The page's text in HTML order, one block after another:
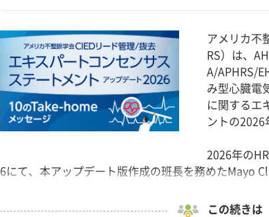
アメリカ不
RS）は、
A/APHRS/
み型心臓電
に関するエ
ントの2026
2026年の
6にて、本アップデート版作成の班長を務めたMayo
この続きは